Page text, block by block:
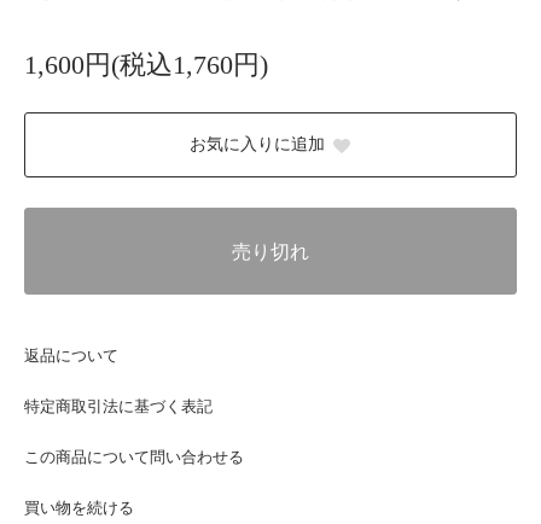
1,600円(税込1,760円)
お気に入りに追加
売り切れ
返品について
特定商取引法に基づく表記
この商品について問い合わせる
買い物を続ける